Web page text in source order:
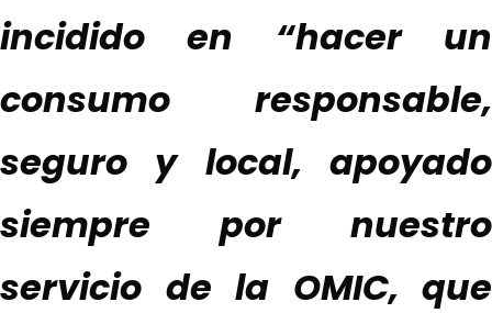
incidido en “hacer un
consumo responsable,
seguro y local, apoyado
siempre por nuestro
servicio de la OMIC, que